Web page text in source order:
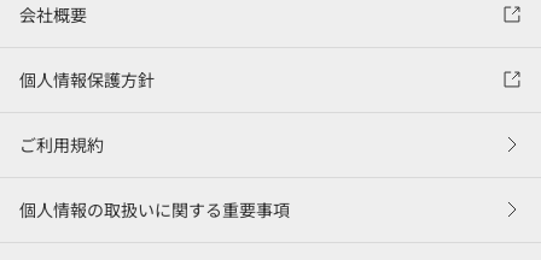
会社概要
個人情報保護方針
ご利用規約
個人情報の取扱いに関する重要事項